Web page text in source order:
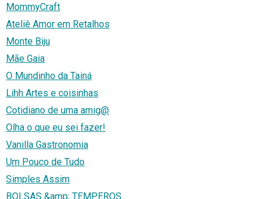
MommyCraft
Ateliê Amor em Retalhos
Monte Biju
Mãe Gaia
O Mundinho da Tainá
Lihh Artes e coisinhas
Cotidiano de uma amig@
Olha o que eu sei fazer!
Vanilla Gastronomia
Um Pouco de Tudo
Simples Assim
BOLSAS &amp; TEMPEROS